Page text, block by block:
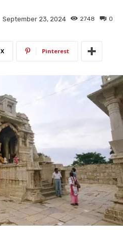
September 23, 2024 0
2748
X Pinterest